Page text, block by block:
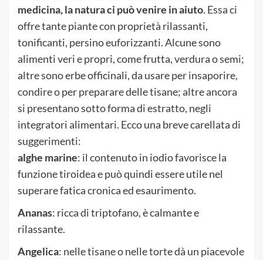
medicina, la natura ci può venire in aiuto. Essa ci
offre tante piante con proprietà rilassanti,
tonificanti, persino euforizzanti. Alcune sono
alimenti veri e propri, come frutta, verdura o semi;
altre sono erbe officinali, da usare per insaporire,
condire o per preparare delle tisane; altre ancora
si presentano sotto forma di estratto, negli
integratori alimentari. Ecco una breve carellata di
suggerimenti:
alghe marine: il contenuto in iodio favorisce la
funzione tiroidea e può quindi essere utile nel
superare fatica cronica ed esaurimento.
Ananas: ricca di triptofano, è calmante e
rilassante.
Angelica: nelle tisane o nelle torte dà un piacevole